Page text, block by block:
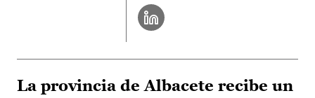
La provincia de Albacete recibe un